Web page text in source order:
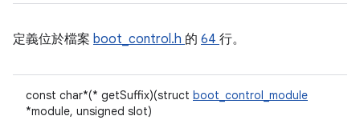
定義位於檔案 boot_control.h 的 64 行。
const char*(* getSuffix)(struct boot_control_module
*module, unsigned slot)